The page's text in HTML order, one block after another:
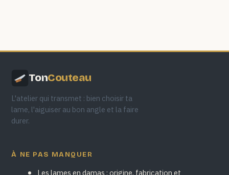
TonCouteau
L'atelier qui transmet : bien choisir ta
lame, l'aiguiser au bon angle et la faire
durer.
À NE PAS MANQUER
Les lames en damas : origine, fabrication et